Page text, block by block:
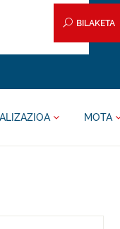
BILAKETA
MOTA